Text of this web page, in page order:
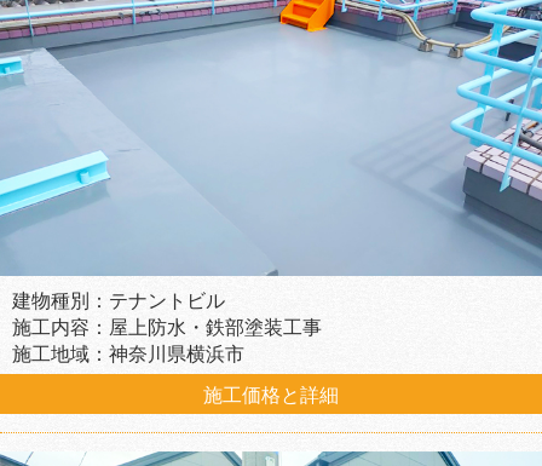
建物種別：テナントビル
施工内容：屋上防水・鉄部塗装工事
施工地域：神奈川県横浜市
施工価格と詳細